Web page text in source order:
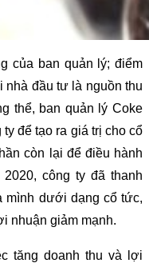
của ban quản lý; điểm
nhà đầu tư là nguồn thu
thể, ban quản lý Coke
để tạo ra giá trị cho cổ
còn lại để điều hành
công ty đã thanh
mình dưới dạng cổ tức,
nhuận giảm mạnh.
tăng doanh thu và lợi